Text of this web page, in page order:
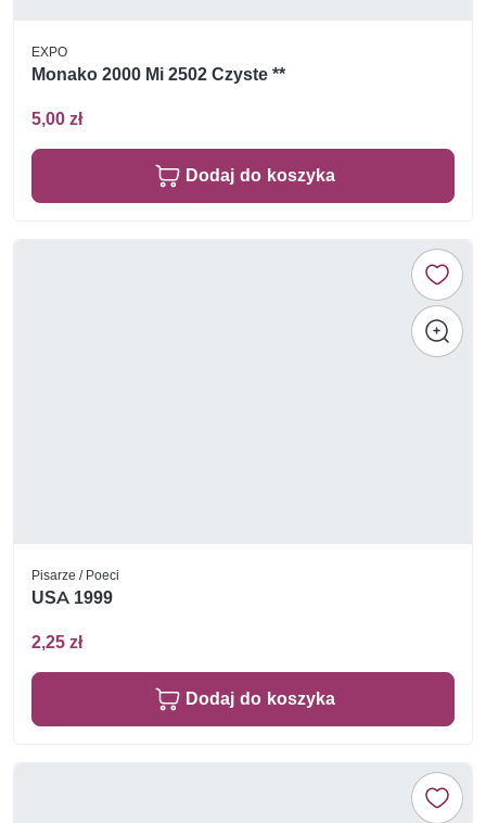
EXPO
Monako 2000 Mi 2502 Czyste **
5,00 zł
Dodaj do koszyka
Pisarze / Poeci
USA 1999
2,25 zł
Dodaj do koszyka